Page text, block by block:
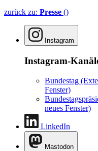
zurück zu: Presse ()
Instagram
Instagram-
Bundestag
Fenster)
neues Fenster)
LinkedIn
Mastodon